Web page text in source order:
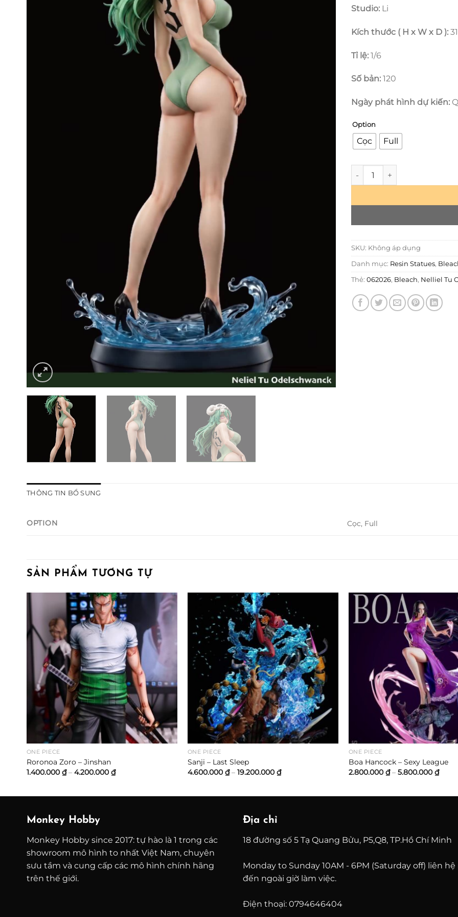
Studio: Li
Kích thước ( H x W x D ):
Tỉ lệ: 1/6
Số bản: 120
Ngày phát hình dự kiến:
Option
Cọc Full
Bleach - Nelliel Tu
SKU: Không áp dụng
Danh mục: Resin Statues,
Thẻ: 062026, Bleach, Nelliel Tu
THÔNG TIN BỔ SUNG
OPTION Cọc, Full
SẢN PHẨM TƯƠNG TỰ
ONE PIECE
Roronoa Zoro – Jinshan
1.400.000₫ – 4.200.000₫Khoảng
giá:
ONE PIECE
Sanji – Last Sleep
4.600.000₫ – 19.200.000₫Khoảng
giá:
ONE PIECE
Boa Hancock – Sexy League
2.800.000₫ – 5.800.000₫
giá:
Monkey Hobby
Monkey Hobby since 2017: tự hào là 1 trong các
showroom mô hình to nhất Việt Nam, chuyên
sưu tầm và cung cấp các mô hình chính hãng
trên thế giới.
Địa chỉ
18 đường số 5 Tạ Quang Bửu, P5,Q8, TP.Hồ Chí Minh
Monday to Sunday 10AM - 6PM (Saturday off) liên
đến ngoài giờ làm việc.
Điện thoại: 0794646404